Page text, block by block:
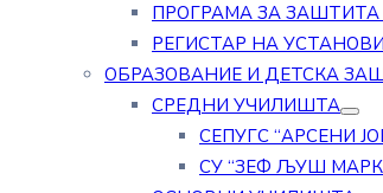
ПРОГРАМА ЗА
РЕГИСТАР НА
ОБРАЗОВАНИЕ И ДЕТСКА
СРЕДНИ УЧИЛИШТА
СЕПУГС “АРСЕНИ
СУ “ЗЕФ ЉУШ